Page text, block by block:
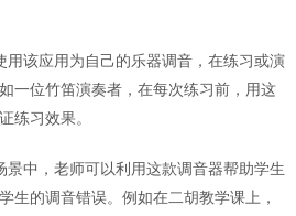
用该应用为自己的乐器调音，在练习或演
一位竹笛演奏者，在每次练习前，用这
练习效果。
景中，老师可以利用这款调音器帮助学生
生的调音错误。例如在二胡教学课上，